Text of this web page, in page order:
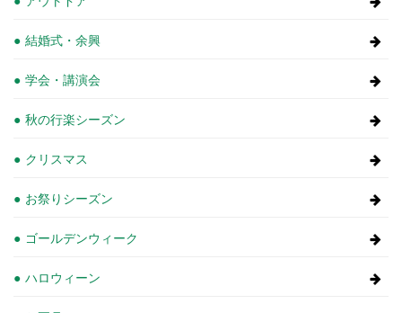
結婚式・余興
学会・講演会
秋の行楽シーズン
クリスマス
お祭りシーズン
ゴールデンウィーク
ハロウィーン